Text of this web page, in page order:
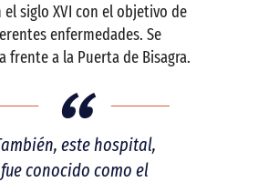
el siglo XVI con el objetivo de
enfermedades. Se
frente a la Puerta de Bisagra.
este hospital,
fue conocido como el